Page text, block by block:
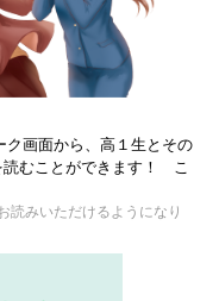
ク画面から、高１生とその
読むことができます！ こ
読みいただけるようになり